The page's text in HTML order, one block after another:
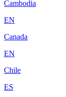
Cambodia
EN
Canada
EN
Chile
ES